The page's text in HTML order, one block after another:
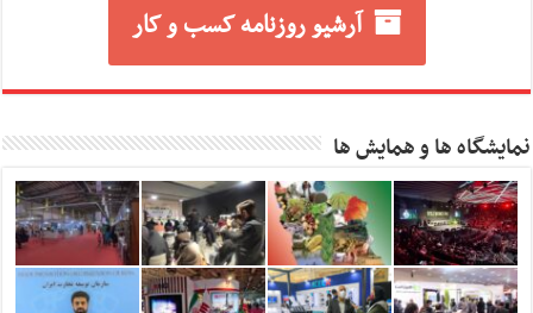
آرشیو روزنامه کسب و کار
نمایشگاه ها و همایش ها